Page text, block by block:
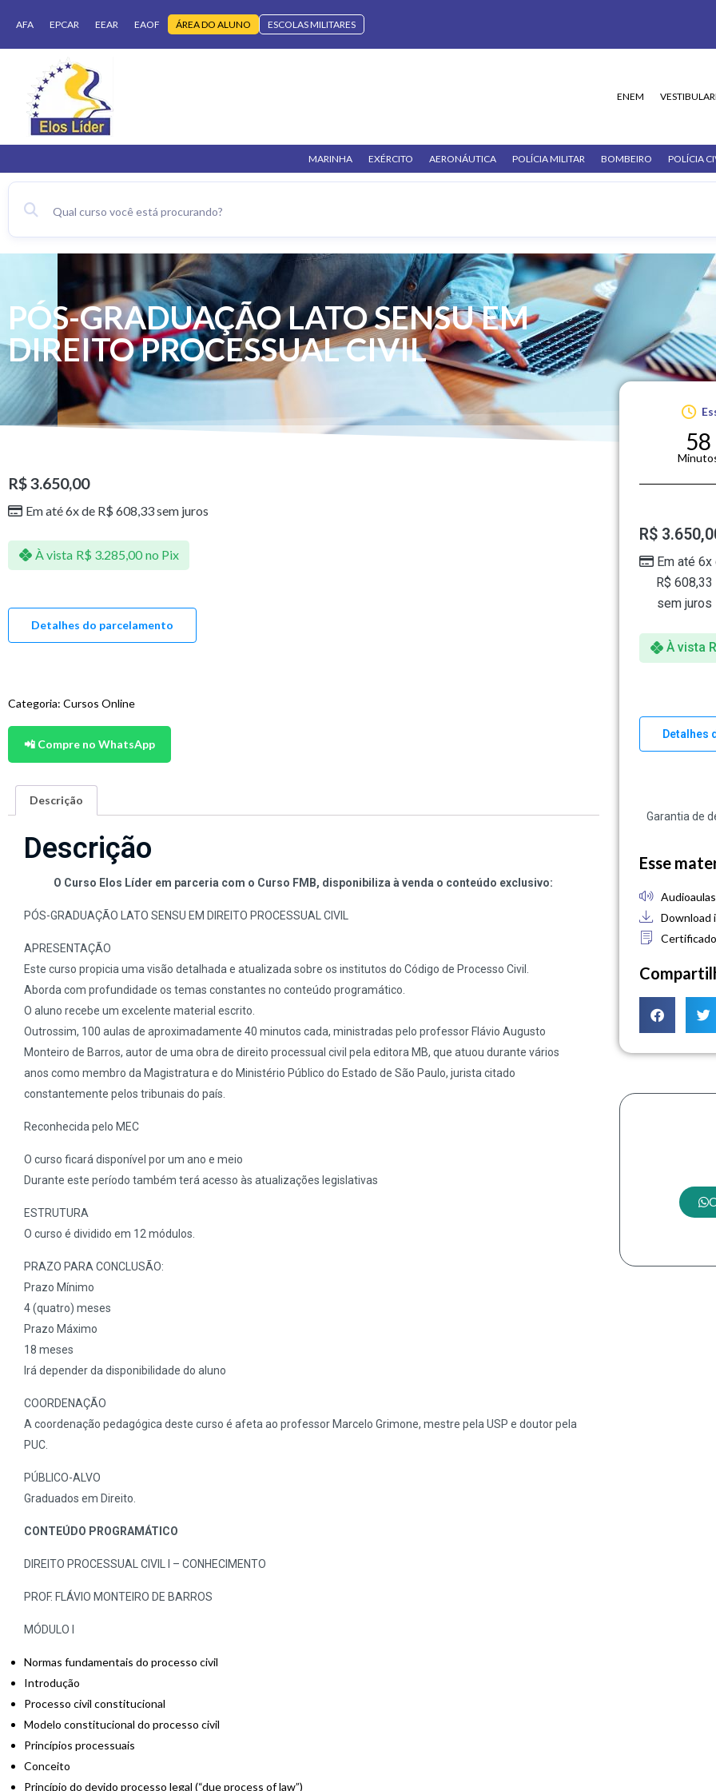
AFA EPCAR EEAR EAOF ÁREA DO ALUNO ESCOLAS MILITARES
ENEM
MARINHA EXÉRCITO AERONÁUTICA POLÍCIA MILITAR BOMBEIRO POLÍCIA
PÓS-GRADUAÇÃO LATO SENSU EM
DIREITO PROCESSUAL CIVIL
R$3.650,00
Em até 6x de R$ 608,33sem juros
À vista R$ 3.285,00 no Pix
Detalhes do parcelamento
Categoria: Cursos Online
📲 Compre no WhatsApp
Descrição
Descrição
O Curso Elos Líder em parceria com o Curso FMB, disponibiliza à venda o conteúdo exclusivo:
PÓS-GRADUAÇÃO LATO SENSU EM DIREITO PROCESSUAL CIVIL
APRESENTAÇÃO
Este curso propicia uma visão detalhada e atualizada sobre os institutos do Código de Processo Civil.
Aborda com profundidade os temas constantes no conteúdo programático.
O aluno recebe um excelente material escrito.
Outrossim, 100 aulas de aproximadamente 40 minutos cada, ministradas pelo professor Flávio Augusto
Monteiro de Barros, autor de uma obra de direito processual civil pela editora MB, que atuou durante vários
anos como membro da Magistratura e do Ministério Público do Estado de São Paulo, jurista citado
constantemente pelos tribunais do país.
Reconhecida pelo MEC
O curso ficará disponível por um ano e meio
Durante este período também terá acesso às atualizações legislativas
ESTRUTURA
O curso é dividido em 12 módulos.
PRAZO PARA CONCLUSÃO:
Prazo Mínimo
4 (quatro) meses
Prazo Máximo
18 meses
Irá depender da disponibilidade do aluno
COORDENAÇÃO
A coordenação pedagógica deste curso é afeta ao professor Marcelo Grimone, mestre pela USP e doutor pela
PUC.
PÚBLICO-ALVO
Graduados em Direito.
CONTEÚDO PROGRAMÁTICO
DIREITO PROCESSUAL CIVIL I – CONHECIMENTO
PROF. FLÁVIO MONTEIRO DE BARROS
MÓDULO I
Normas fundamentais do processo civil
Introdução
Processo civil constitucional
Modelo constitucional do processo civil
Princípios processuais
Conceito
Princípio do devido processo legal (“due process of law”)
58
R$
Em até 6x
R$ 608,33
sem juros
À vista
Detalhes
Garantia de
Esse
Audioaulas
Download